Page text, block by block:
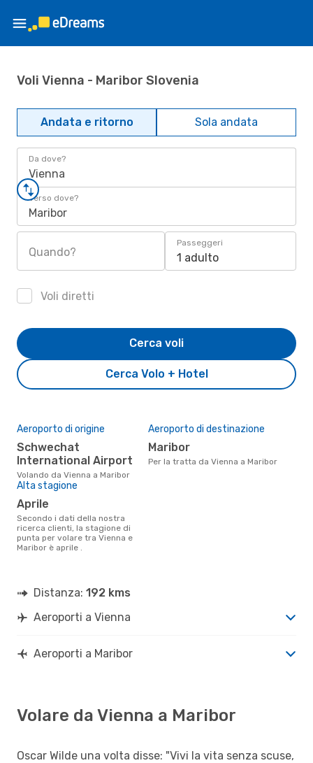
Voli Vienna - Maribor Slovenia
Andata e ritorno Sola andata
Da dove?
Vienna
Verso dove?
Maribor
Quando?
Passeggeri
1 adulto
Voli diretti
Cerca Volo + Hotel
Cerca voli
Aeroporto di origine
Schwechat
International Airport
Volando da Vienna a Maribor
Aeroporto di destinazione
Maribor
Per la tratta da Vienna a Maribor
Alta stagione
aprile
Secondo i dati della nostra
ricerca clienti, la stagione di
punta per volare tra Vienna e
Maribor è aprile .
Distanza: 192 kms
Aeroporti a Vienna
Aeroporti a Maribor
Volare da Vienna a Maribor
Oscar Wilde una volta disse: "Vivi la vita senza scuse,